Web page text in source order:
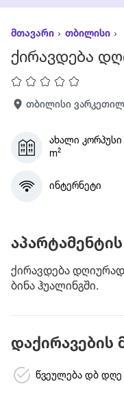
მთავარი თბილისი
ქირავდება
თბილისი
ახალი კორპუსი
m²
ინტერნეტი
ქირავდება
ბინა ჰუალინგში.
დაქირავების
წვეულება დბ დღე